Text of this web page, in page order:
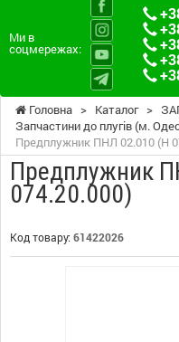
Ми в
соцмережах:
Головна > Каталог >
Запчастини до плугів (м.
Предплужник ПНЛ 02.010 (Н
Предплужник
074.20.000)
Код товару: 61422026